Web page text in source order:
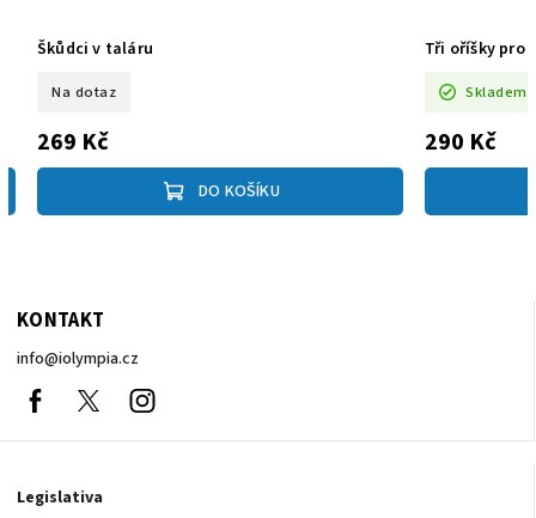
Škůdci v taláru
Na dotaz
269 Kč
DO KOŠÍKU
Tři oříšky pro
Skladem
290 Kč
KONTAKT
info@iolympia.cz
Facebook nolympia61611
Legislativa